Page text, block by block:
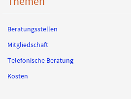
Beratungsstellen
Mitgliedschaft
Telefonische Beratung
Kosten